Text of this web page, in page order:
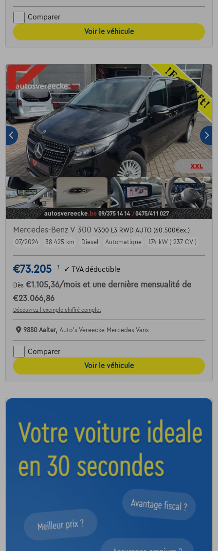
Comparer
Voir le véhicule
Mercedes-Benz V 300 V300 L3 RWD AUTO (60.500€ex.)
07/2024
38.425 km Diesel Automatique 174 kW ( 237 CV )
€73.205 1 ✓ TVA déductible
Dès €1.105,36/mois et une dernière mensualité de
€23.066,86
Découvrez l’exemple chiffré complet
9880 Aalter, Auto's Vereecke Mercedes Vans
Comparer
Voir le véhicule